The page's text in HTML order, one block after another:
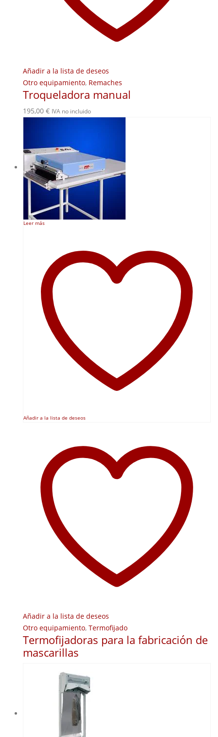
Añadir a la lista de deseos
Otro equipamiento, Remaches
Troqueladora manual
195,00 € IVA no incluido
Leer más
Añadir a la lista de deseos
Añadir a la lista de deseos
Otro equipamiento, Termofijado
Termofijadoras para la fabricación de
mascarillas